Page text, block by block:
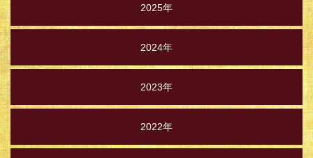
2025年
2024年
2023年
2022年